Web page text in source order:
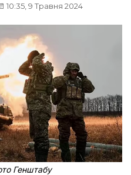
10:35, 9 Травня 2024
Генштабу